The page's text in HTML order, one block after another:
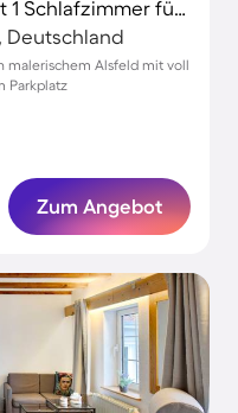
Schöne Ferienwohnung mit 1 Schlafzimmer für 2 Personen
Deutschland
malerischem Alsfeld mit voll
Parkplatz
Zum Angebot